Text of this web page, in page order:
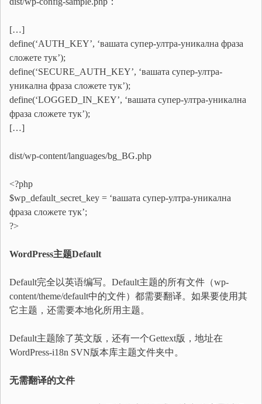
[…]
define(‘AUTH_KEY’, ‘вашата супер-ултра-уникална фраза
сложете тук’);
define(‘SECURE_AUTH_KEY’, ‘вашата супер-ултра-
уникална фраза сложете тук’);
define(‘LOGGED_IN_KEY’, ‘вашата супер-ултра-уникална
фраза сложете тук’);
[…]
dist/wp-content/languages/bg_BG.php
<?php
$wp_default_secret_key = ‘вашата супер-ултра-уникална
фраза сложете тук’;
?>
WordPress主题Default
Default完全以英语编写。Default主题的所有文件（wp-
content/theme/default中的文件）都需要翻译。如果要使用其
它主题，还需要本地化所用主题。
Default主题除了英文版，还有一个Gettext版，地址在
WordPress-i18n SVN版本库主题文件夹中。
无需翻译的文件